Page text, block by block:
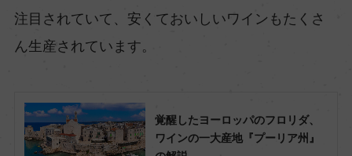
注目されていて、安くておいしいワインもたくさ
ん生産されています。
覚醒したヨーロッパのフロリダ、
ワインの一大産地『プーリア州』